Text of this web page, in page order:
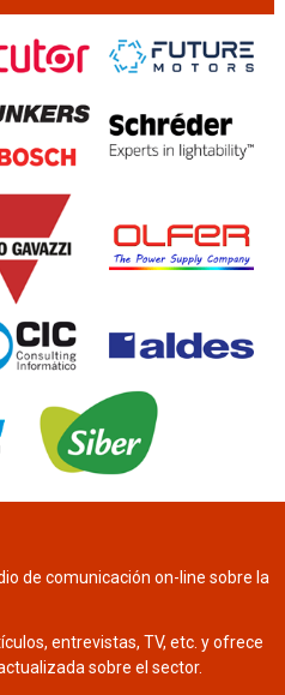
de comunicación on-line sobre la
entrevistas, TV, etc. y ofrece
sobre el sector.